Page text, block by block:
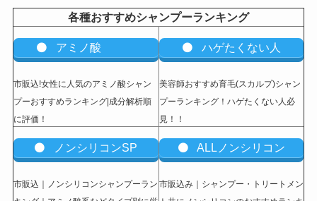
各種おすすめシャンプーランキング
アミノ酸
市販込!女性に人気のアミノ酸シャン
プーおすすめランキング|成分解析順
に評価！
ハゲたくない人
美容師おすすめ育毛(スカルプ)シャン
プーランキング！ハゲたくない人必
見！！
ノンシリコンSP
市販込｜ノンシリコンシャンプーラン
ALLノンシリコン
市販込み｜シャンプー・トリートメン